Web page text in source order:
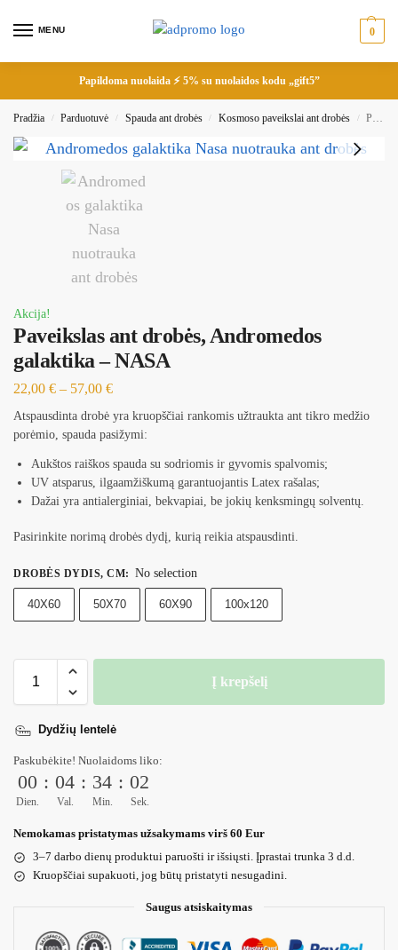
MENU 0
Papildoma nuolaida ⚡ 5% su nuolaidos kodu „gift5”
Pradžia / Parduotuvė / Spauda ant drobės / Kosmoso paveikslai ant drobės / Paveikslas ant drobės, Andromedos galaktika – NASA
Akcija!
Paveikslas ant drobės, Andromedos
galaktika – NASA
22,00 € – 57,00 €
Atspausdinta drobė yra kruopščiai rankomis užtraukta ant tikro medžio
porėmio, spauda pasižymi:
Aukštos raiškos spauda su sodriomis ir gyvomis spalvomis;
UV atsparus, ilgaamžiškumą garantuojantis Latex rašalas;
Dažai yra antialerginiai, bekvapiai, be jokių kenksmingų solventų.
Pasirinkite norimą drobės dydį, kurią reikia atspausdinti.
DROBĖS DYDIS, CM: No selection
40X60 50X70 60X90 100x120
Į krepšelį
Dydžių lentelė
Paskubėkite! Nuolaidoms liko:
00
Dien.
: 04
Val.
: 34
Min.
: 01
Sek.
Nemokamas pristatymas užsakymams virš 60 Eur
3–7 darbo dienų produktui paruošti ir išsiųsti. Įprastai trunka 3 d.d.
Kruopščiai supakuoti, jog būtų pristatyti nesugadini.
Saugus atsiskaitymas